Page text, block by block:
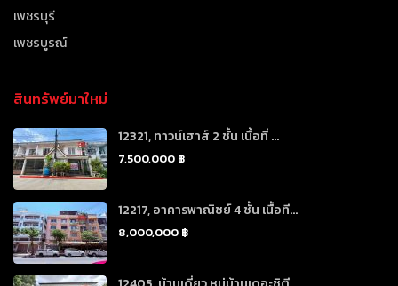
เพชรบุรี
เพชรบูรณ์
สินทรัพย์มาใหม่
12321, ทาวน์เฮาส์ 2 ชั้น เนื้อที่ ...
7,500,000 ฿
12217, อาคารพาณิชย์ 4 ชั้น เนื้อที...
8,000,000 ฿